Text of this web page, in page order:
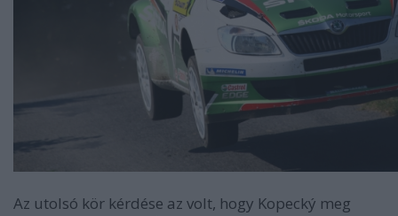
Az utolsó kör kérdése az volt, hogy Kopecký meg